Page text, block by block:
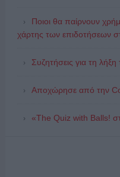
Ποιοι θα παίρνουν
χάρτης των
Συζητήσεις για τη
Αποχώρησε από την
«The Quiz with Balls!